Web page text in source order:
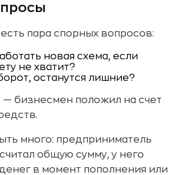
пара спорных вопросов:
новая схема, если
не хватит?
останутся лишние?
— бизнесмен положил на счет
много: предприниматель
общую сумму, у него
в момент пополнения или